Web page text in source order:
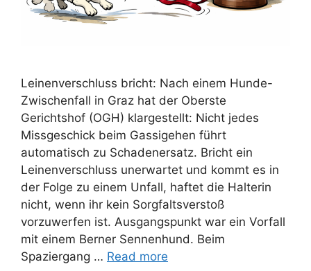
Leinenverschluss bricht: Nach einem Hunde-
Zwischenfall in Graz hat der Oberste
Gerichtshof (OGH) klargestellt: Nicht jedes
Missgeschick beim Gassigehen führt
automatisch zu Schadenersatz. Bricht ein
Leinenverschluss unerwartet und kommt es in
der Folge zu einem Unfall, haftet die Halterin
nicht, wenn ihr kein Sorgfaltsverstoß
vorzuwerfen ist. Ausgangspunkt war ein Vorfall
mit einem Berner Sennenhund. Beim
Spaziergang … Read more